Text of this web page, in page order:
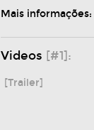
Mais informações:
Videos [#1]:
[Trailer]